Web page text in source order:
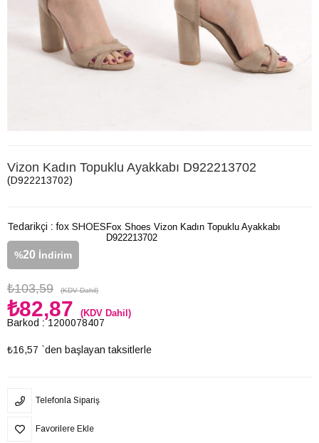
Vizon Kadın Topuklu Ayakkabı D922213702
(D922213702)
Tedarikçi : fox SHOES
%20 İndirim
₺103,59 (KDV Dahil)
₺82,87 (KDV Dahil)
Barkod : 1200078407
₺16,57 `den başlayan taksitlerle
Fox Shoes Vizon Kadın Topuklu Ayakkabı
D922213702
Telefonla Sipariş
Favorilere Ekle